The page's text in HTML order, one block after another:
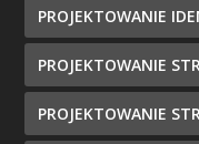
PROJEKTOWANIE
PROJEKTOWANIE
PROJEKTOWANIE